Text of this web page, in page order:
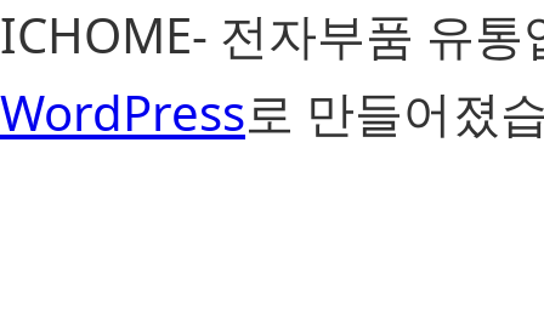
ICHOME- 전자부품 유
WordPress로 만들어졌